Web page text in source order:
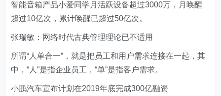
智能音箱产品小爱同学月活跃设备超过3000万，月唤醒
超过10亿次，累计唤醒已超过50亿次。
张瑞敏：网络时代古典管理理论已不适用
所谓“人单合一”，就是把员工和用户需求连接在一起，其
中，“人”是指企业员工，“单”是指客户需求。
小鹏汽车宣布计划在2019年底完成300亿融资